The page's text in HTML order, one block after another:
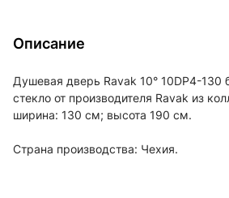
Описание
Душевая дверь Ravak 10° 10DP4-130
стекло от производителя Ravak из
ширина: 130 см; высота 190 см.
Страна производства: Чехия.